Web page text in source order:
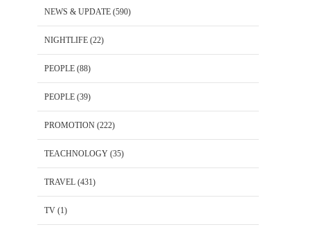
NEWS & UPDATE (590)
NIGHTLIFE (22)
PEOPLE (88)
PEOPLE (39)
PROMOTION (222)
TEACHNOLOGY (35)
TRAVEL (431)
TV (1)